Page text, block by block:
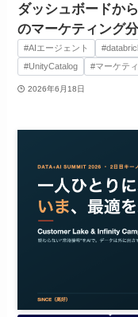
ダッシュボードか
のマーケティング
#AIエージェント
#UnityCatalog
#マーケテ
2026年6月18日